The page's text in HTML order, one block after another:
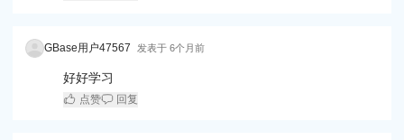
GBase用户47567 发表于 6个月前
好好学习
点赞 回复